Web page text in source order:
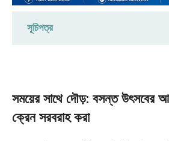
সূচিপত্র
এই আদেশটি এত জরুরি কেন ছিল?
সময়ের সাথে দৌড়: বসন্ত উৎসবের
ক্রেন সরবরাহ করা